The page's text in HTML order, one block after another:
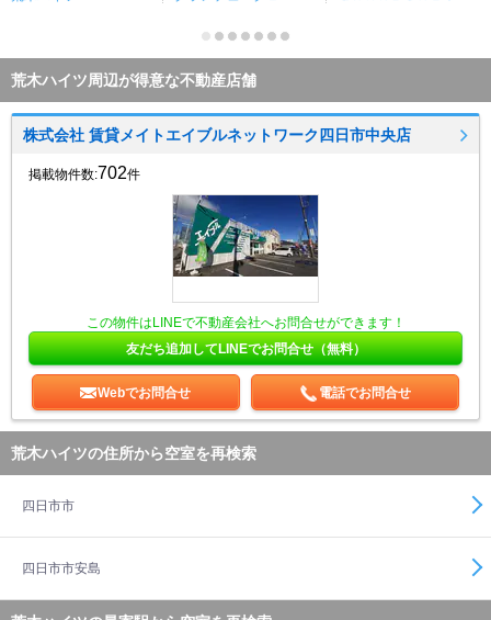
荒木ハイツ周辺が得意な不動産店舗
株式会社 賃貸メイトエイブルネットワーク四日市中央店
掲載物件数:702件
この物件はLINEで不動産会社へお問合せができます！
友だち追加してLINEでお問合せ（無料）
Webでお問合せ 電話でお問合せ
荒木ハイツの住所から空室を再検索
四日市市
四日市市安島